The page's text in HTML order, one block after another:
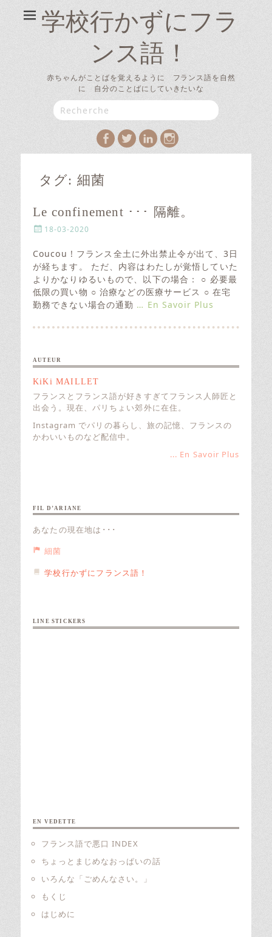
学校行かずにフラ
ンス語！
赤ちゃんがことばを覚えるように フランス語を自然
に 自分のことばにしていきたいな
Search
for:
Facebook
TwitterLinkedIn
Instagram
タグ: 細菌
Le confinement ･･･ 隔離。
P
s
t
e
d
o
n
18-03-2020
Coucou ! フランス全土に外出禁止令が出て、3日
が経ちます。 ただ、内容はわたしが覚悟していた
よりかなりゆるいもので、以下の場合： ○ 必要最
低限の買い物 ○ 治療などの医療サービス ○ 在宅
勤務できない場合の通勤 … En Savoir Plus
AUTEUR
KiKi MAILLET
フランスとフランス語が好きすぎてフランス人師匠と
出会う。現在、パリちょい郊外に在住。
Instagram でパリの暮らし、旅の記憶、フランスの
かわいいものなど配信中。
... En Savoir Plus
FIL D’ARIANE
あなたの現在地は･･･
細菌
学校行かずにフランス語！
LINE STICKERS
EN VEDETTE
フランス語で悪口 INDEX
ちょっとまじめなおっぱいの話
いろんな「ごめんなさい。」
もくじ
はじめに